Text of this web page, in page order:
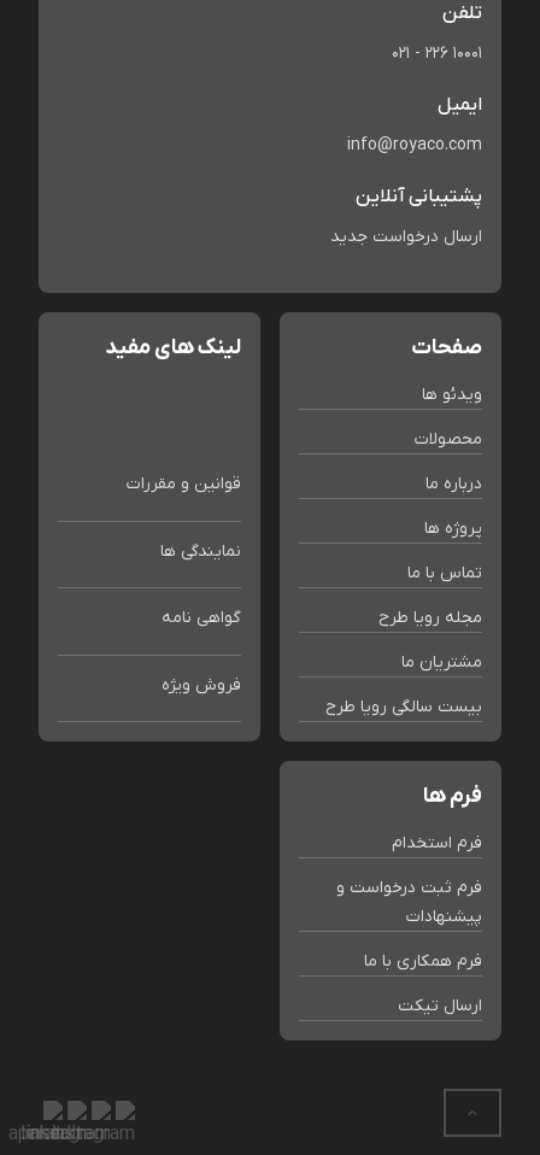
تلفن
021 - 226 10001
ایمیل
info@royaco.com
پشتیبانی آنلاین
ارسال درخواست جدید
صفحات
ویدئو ها
محصولات
درباره ما
پروژه ها
تماس با ما
مجله رویا طرح
مشتریان ما
بیست سالگی رویا طرح
لینک های مفید
قوانین و مقررات
نمایندگی ها
گواهی نامه
فروش ویژه
فرم ها
فرم استخدام
فرم ثبت درخواست و
پیشنهادات
فرم همکاری با ما
ارسال تیکت